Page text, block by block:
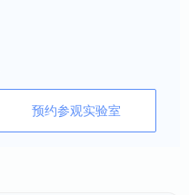
预约参观实验室